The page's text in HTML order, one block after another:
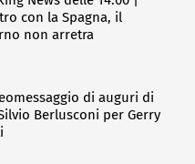
o quantomeno non è
pieno di speranza."
Nazionale delle
frequentate della
a scoprire il quartiere
con la Spagna, il
non arretra
di auguri di
Berlusconi per Gerry